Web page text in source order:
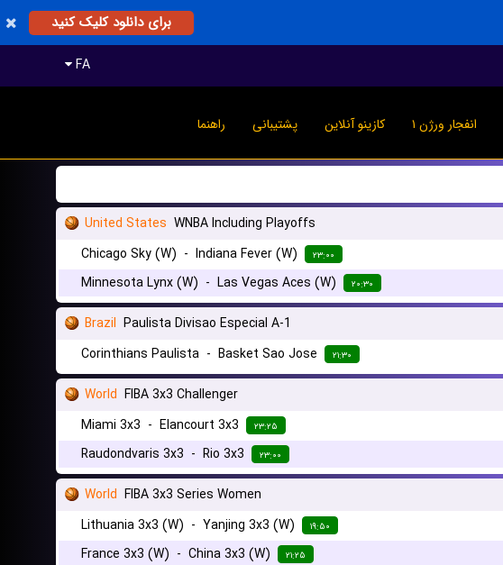
برای دانلود کلیک کنید
FA
انفجار ورژن ۱ کازینو آنلاین پشتیبانی راهنما
United States WNBA Including Playoffs
Chicago Sky (W) - Indiana Fever (W) ۲۳:۰۰
Minnesota Lynx (W) - Las Vegas Aces (W) ۲۰:۳۰
Brazil Paulista Divisao Especial A-1
Corinthians Paulista - Basket Sao Jose ۲۱:۳۰
World FIBA 3x3 Challenger
Miami 3x3 - Elancourt 3x3 ۲۳:۲۵
Raudondvaris 3x3 - Rio 3x3 ۲۳:۰۰
World FIBA 3x3 Series Women
Lithuania 3x3 (W) - Yanjing 3x3 (W) ۱۹:۵۰
France 3x3 (W) - China 3x3 (W) ۲۱:۲۵